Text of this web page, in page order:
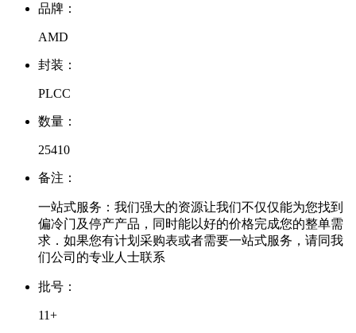
品牌：
AMD
封装：
PLCC
数量：
25410
备注：
一站式服务：我们强大的资源让我们不仅仅能为您找到
偏冷门及停产产品，同时能以好的价格完成您的整单需
求．如果您有计划采购表或者需要一站式服务，请同我
们公司的专业人士联系
批号：
11+